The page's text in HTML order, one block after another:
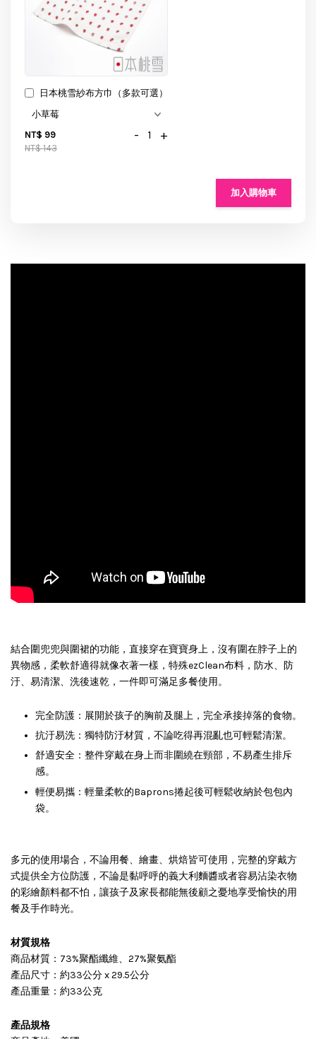
日本桃雪紗布方巾（多款可選）
NT$ 99
NT$ 143
- +
加入購物車
結合圍兜兜與圍裙的功能，直接穿在寶寶身上，沒有圍在脖子上的
異物感，柔軟舒適得就像衣著一樣，特殊ezClean布料，防水、防
汙、易清潔、洗後速乾，一件即可滿足多餐使用。
完全防護：展開於孩子的胸前及腿上，完全承接掉落的食物。
抗汙易洗：獨特防汙材質，不論吃得再混亂也可輕鬆清潔。
舒適安全：整件穿戴在身上而非圍繞在頸部，不易產生排斥
感。
輕便易攜：輕量柔軟的Baprons捲起後可輕鬆收納於包包內
袋。
多元的使用場合，不論用餐、繪畫、烘焙皆可使用，完整的穿戴方
式提供全方位防護，不論是黏呼呼的義大利麵醬或者容易沾染衣物
的彩繪顏料都不怕，讓孩子及家長都能無後顧之憂地享受愉快的用
餐及手作時光。
材質規格
商品材質：73%聚酯纖維、27%聚氨酯
產品尺寸：約33公分 x 29.5公分
產品重量：約33公克
產品規格